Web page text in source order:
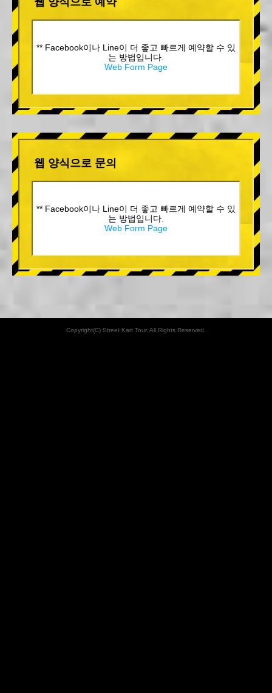
** Facebook이나 Line이 더 좋고 빠르게 예약할 수 있
는 방법입니다.
Web Form Page
웹 양식으로 문의
** Facebook이나 Line이 더 좋고 빠르게 예약할 수 있
는 방법입니다.
Web Form Page
Copyright(C) Street Kart Tour. All Rights Reserved.